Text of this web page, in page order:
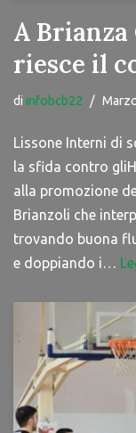
A Brianza
riesce il
di infobcb22
Lissone Interni di
la sfida contro
alla promozione
Brianzoli che
trovando buona
e doppiando i…